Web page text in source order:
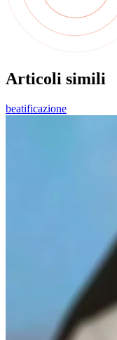
Articoli simili
beatificazione